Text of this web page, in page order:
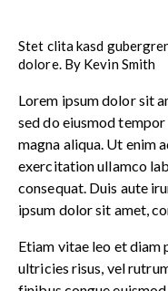
Stet clita kasd
dolore. By Kevin Smith
Lorem ipsum dolor sit
sed do eiusmod
magna aliqua. Ut enim
exercitation ullamco
consequat. Duis aute
ipsum dolor sit amet,
Etiam vitae leo et diam
ultricies risus, vel